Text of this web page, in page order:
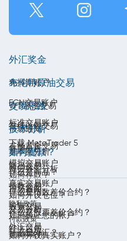
隐私政策
付款政策
条款和条件
外汇奖金
免掉期账户
ECN交易账户
标准交易账户
下载 MetaTrader 5
模拟交易账户
真实交易账户
布伦特原油交易
WTI原油交易
在线白银交易
在线黄金交易
商品交易
指数交易
股票交易
外汇交易
交易思路
市场通知
每周分析
每日外汇分析
市场新闻
交易分析
经济日历
技术分析
基本面分析
什么是商品？
什么是指数差价合约？
什么是股票差价合约？
什么是外汇？
如何提款？
如何存款？
如何开设仓位？
如何验证您的帐户
如何开设真实账户？